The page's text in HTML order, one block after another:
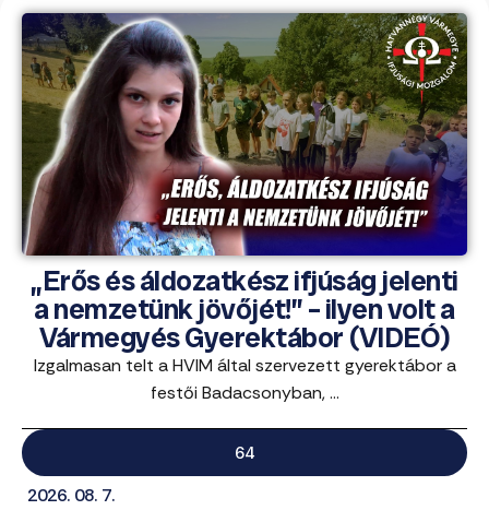
„Erős és áldozatkész ifjúság jelenti
a nemzetünk jövőjét!” – ilyen volt a
Vármegyés Gyerektábor (VIDEÓ)
Izgalmasan telt a HVIM által szervezett gyerektábor a
festői Badacsonyban, ...
64
2026. 08. 7.